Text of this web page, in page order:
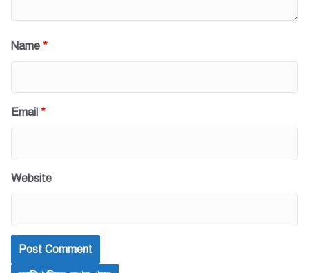
Name *
Email *
Website